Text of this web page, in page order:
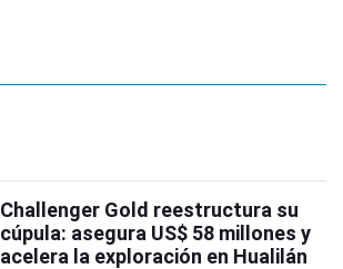
Challenger Gold reestructura su
cúpula: asegura US$ 58 millones y
acelera la exploración en Hualilán